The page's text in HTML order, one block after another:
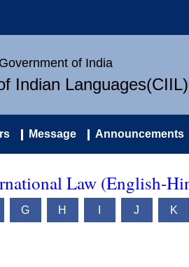
of India
Indian
Message Announcements
Law (English-
G H J K